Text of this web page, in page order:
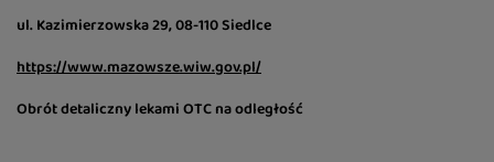
ul. Kazimierzowska 29, 08-110 Siedlce
https://www.mazowsze.wiw.gov.pl/
Obrót detaliczny lekami OTC na odległość